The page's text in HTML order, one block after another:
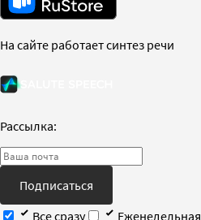
На сайте работает синтез речи
Рассылка:
Подписаться
Все сразу
Еженедельная